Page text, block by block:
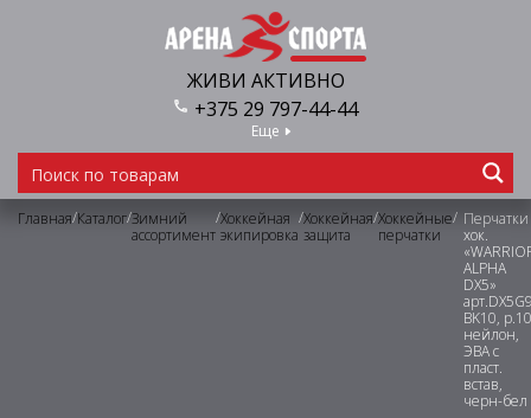
ЖИВИ АКТИВНО
+375 29 797-44-44
Еще
Главная/Каталог/Зимний
ассортимент
/Хоккейная
экипировка
/Хоккейная
защита
/Хоккейные
перчатки
/ Перчатки
хок.
ALPHA
DX5»
BK10,
нейлон,
ЭВА с
пласт.
встав,
черн-бел